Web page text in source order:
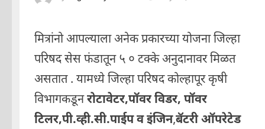
मित्रांनो आपल्याला अनेक प्रकारच्या योजना जिल्हा
परिषद सेस फंडातून ५ ० टक्के अनुदानावर मिळत
असतात . यामध्ये जिल्हा परिषद कोल्हापूर कृषी
विभागकडूनरोटावेटर,पॉवर विडर, पॉवर
टिलर,पी.व्ही.सी.पाईप व इंजिन,बॅटरी ऑपरेटेड